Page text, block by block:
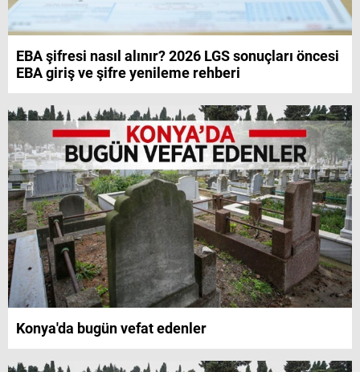
EBA şifresi nasıl alınır? 2026 LGS sonuçları öncesi
EBA giriş ve şifre yenileme rehberi
Konya'da bugün vefat edenler